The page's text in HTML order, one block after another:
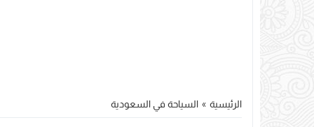
الرئيسية » السياحة في السعودية